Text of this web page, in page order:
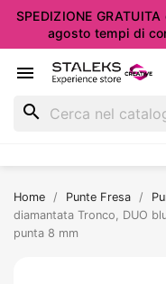
SPEDIZIONE
agosto tempi di

search
Home Punte Fresa
diamantata Tronco, DUO
punta 8 mm